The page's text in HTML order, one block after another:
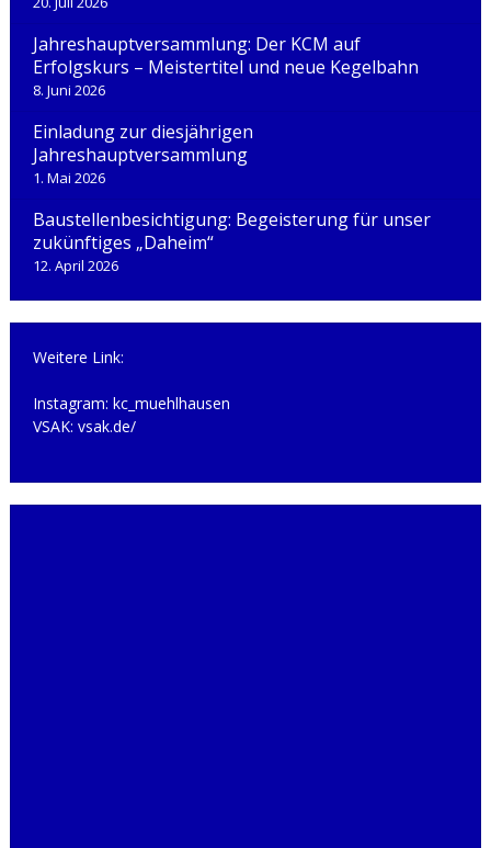
Jahreshauptversammlung: Der KCM auf
Erfolgskurs – Meistertitel und neue Kegelbahn
8. Juni 2026
Einladung zur diesjährigen
Jahreshauptversammlung
1. Mai 2026
Baustellenbesichtigung: Begeisterung für unser
zukünftiges „Daheim“
12. April 2026
Weitere Link:
Instagram: kc_muehlhausen
VSAK: vsak.de/